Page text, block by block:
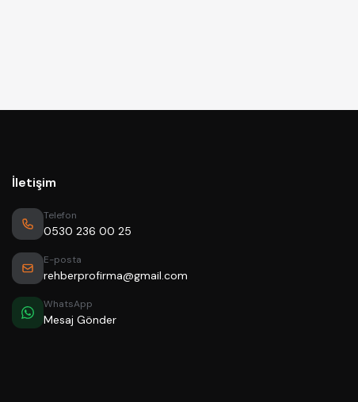
İletişim
Telefon
0530 236 00 25
E-posta
rehberprofirma@gmail.com
WhatsApp
Mesaj Gönder